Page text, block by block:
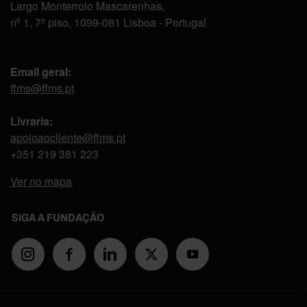
Largo Monterroio Mascarenhas,
nº 1, 7º piso, 1099-081 Lisboa - Portugal
Email geral:
ffms@ffms.pt
Livraria:
apoioaocliente@ffms.pt
+351 219 381 223
Ver no mapa
SIGA A FUNDAÇÃO